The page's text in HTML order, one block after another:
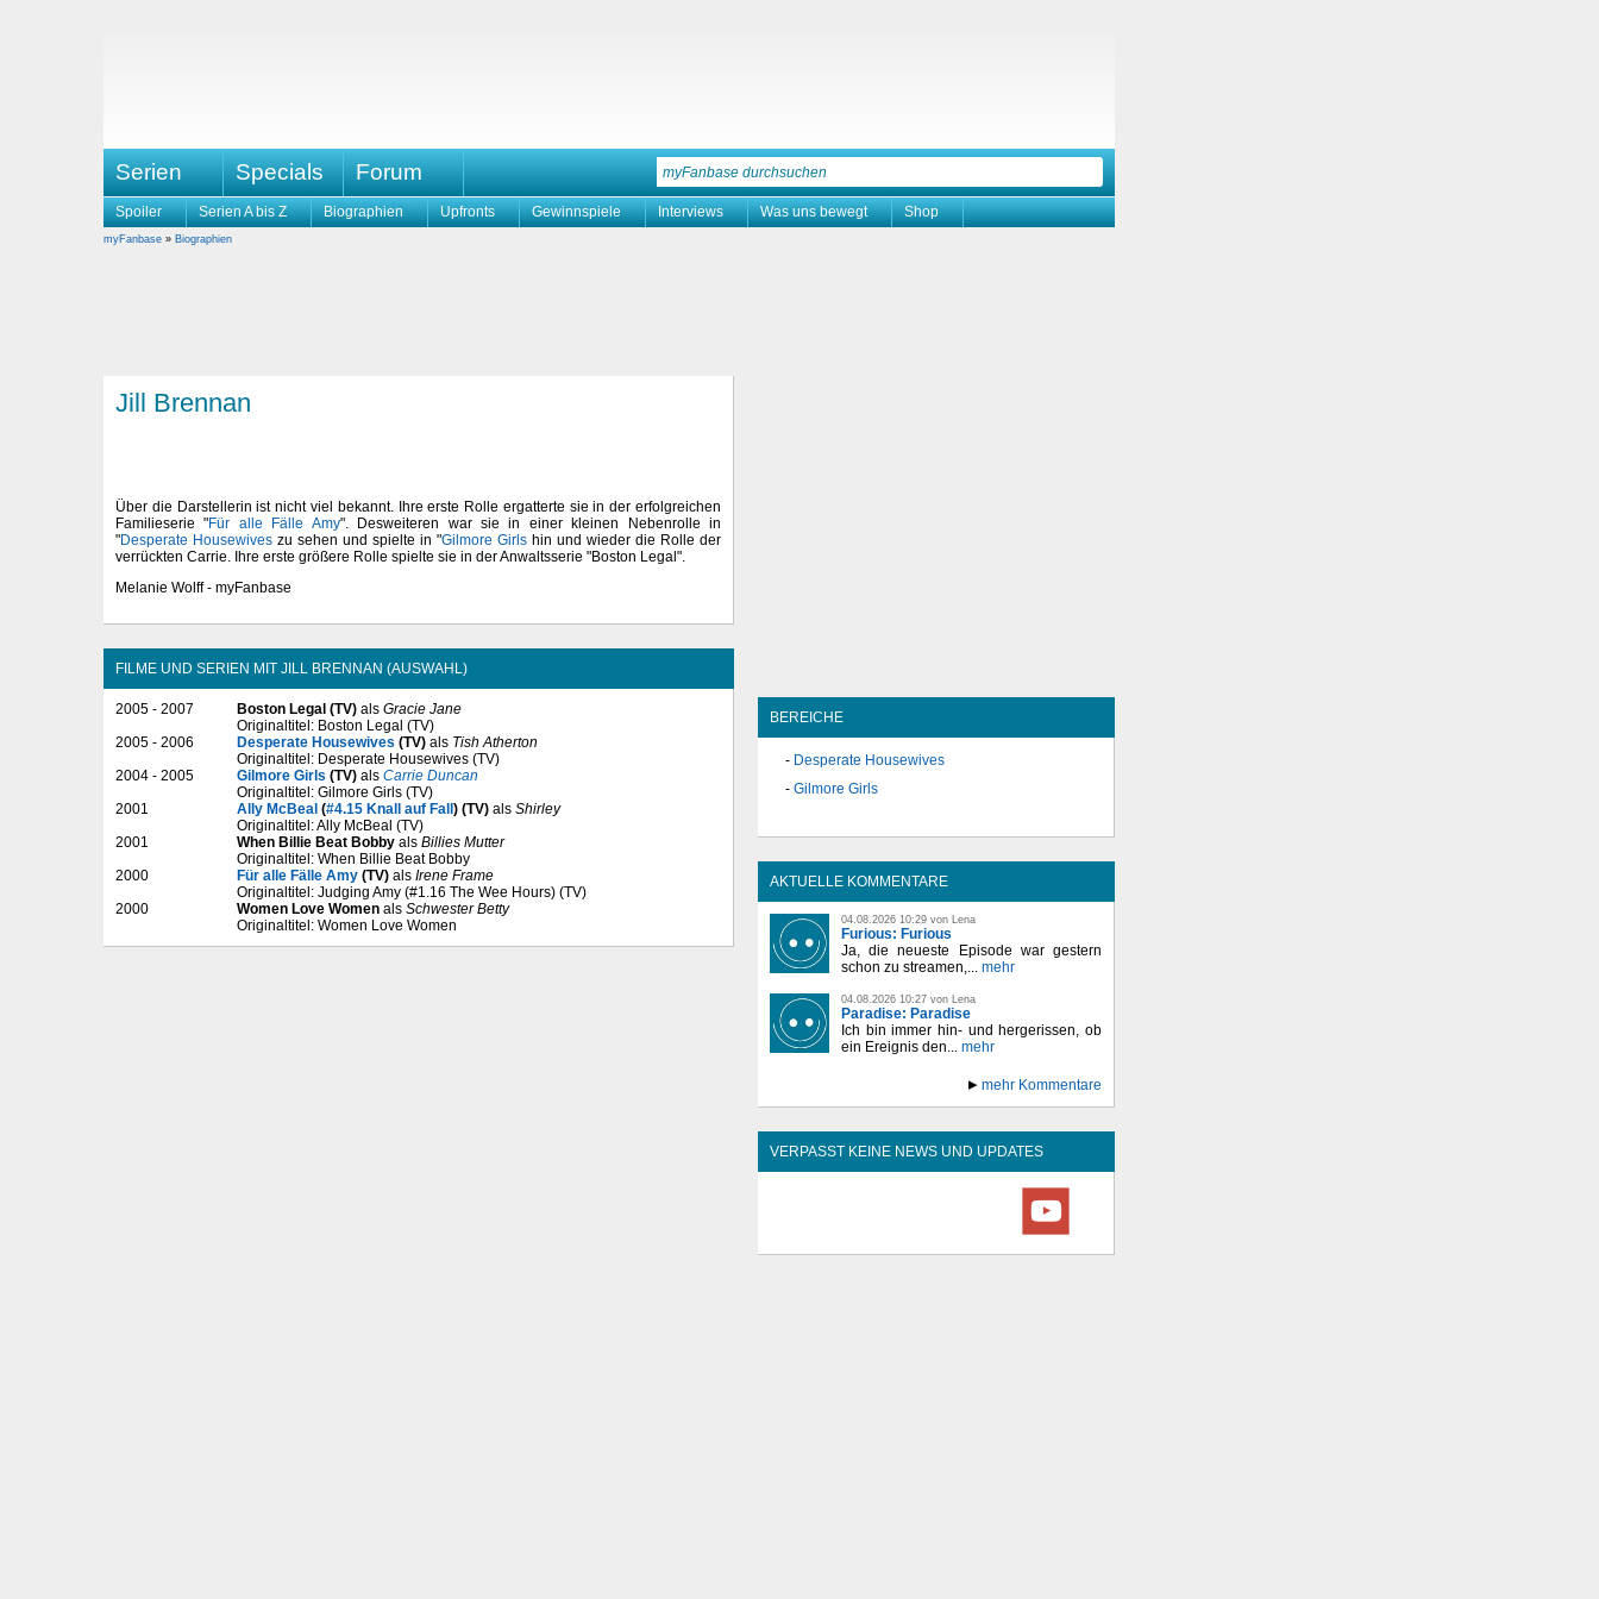
Serien Specials Forum
Spoiler Serien A bis Z Biographien Upfronts Gewinnspiele Interviews Was uns bewegt Shop
myFanbase » Biographien
Jill Brennan
Über die Darstellerin ist nicht viel bekannt. Ihre erste Rolle ergatterte sie in der erfolgreichen
Familieserie "Für alle Fälle Amy". Desweiteren war sie in einer kleinen Nebenrolle in
"Desperate Housewives zu sehen und spielte in "Gilmore Girls hin und wieder die Rolle der
verrückten Carrie. Ihre erste größere Rolle spielte sie in der Anwaltsserie "Boston Legal".
Melanie Wolff - myFanbase
FILME UND SERIEN MIT JILL BRENNAN (AUSWAHL)
2005 - 2007 Boston Legal (TV) als Gracie Jane
Originaltitel: Boston Legal (TV)
2005 - 2006
Desperate Housewives (TV) als Tish Atherton
Originaltitel: Desperate Housewives (TV)
2004 - 2005
Gilmore Girls (TV) als Carrie Duncan
Originaltitel: Gilmore Girls (TV)
2001
Ally McBeal (#4.15 Knall auf Fall ) (TV) als Shirley
Originaltitel: Ally McBeal (TV)
2001
When Billie Beat Bobby als Billies Mutter
Originaltitel: When Billie Beat Bobby
2000
Für alle Fälle Amy (TV) als Irene Frame
Originaltitel: Judging Amy (#1.16 The Wee Hours) (TV)
2000
Women Love Women als Schwester Betty
Originaltitel: Women Love Women
BEREICHE
Desperate Housewives
Gilmore Girls
AKTUELLE KOMMENTARE
04.08.2026 10:29 von Lena
Furious: Furious
Ja, die neueste Episode war gestern
schon zu streamen,... mehr
04.08.2026 10:27 von Lena
Paradise: Paradise
Ich bin immer hin- und hergerissen, ob
ein Ereignis den... mehr
mehr Kommentare
VERPASST KEINE NEWS UND UPDATES